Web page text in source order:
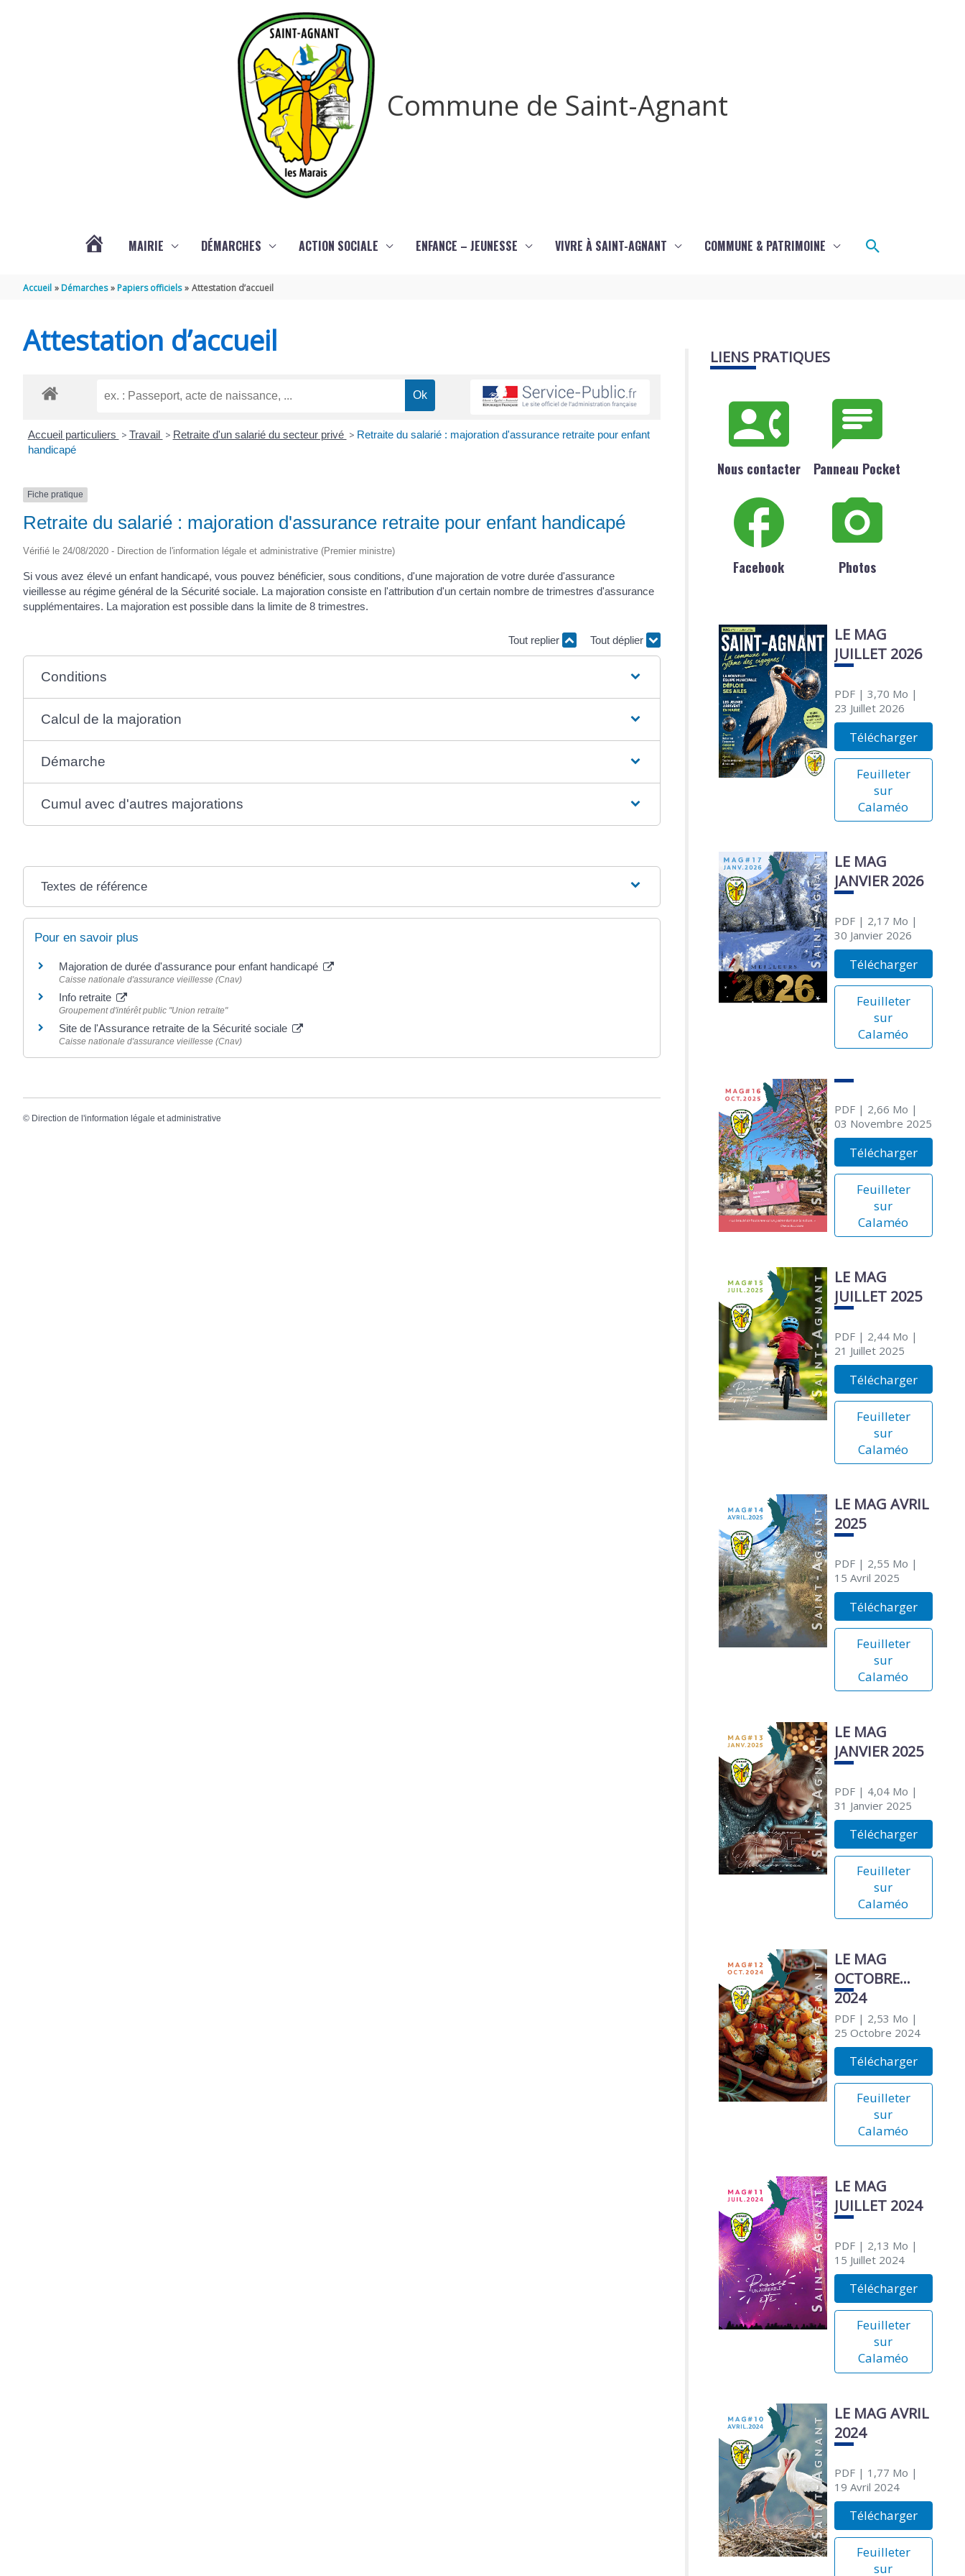
Commune de Saint-Agnant
MAIRIE DÉMARCHES ACTION SOCIALE ENFANCE – JEUNESSE VIVRE À SAINT-AGNANT COMMUNE & PATRIMOINE Rechercher
Accueil Démarches Papiers officiels Attestation d’accueil
Attestation d’accueil
Accueil particuliers > Travail > Retraite d'un salarié du secteur privé > Retraite du salarié : majoration d'assurance retraite pour enfant
handicapé
Fiche pratique
Retraite du salarié : majoration d'assurance retraite pour enfant handicapé
Vérifié le 24/08/2020 - Direction de l'information légale et administrative (Premier ministre)
Si vous avez élevé un enfant handicapé, vous pouvez bénéficier, sous conditions, d'une majoration de votre durée d'assurance
vieillesse au régime général de la Sécurité sociale. La majoration consiste en l'attribution d'un certain nombre de trimestres d'assurance
supplémentaires. La majoration est possible dans la limite de 8 trimestres.
Tout replier Tout déplier
Conditions
Calcul de la majoration
Démarche
Cumul avec d'autres majorations
Textes de référence
Pour en savoir plus
Majoration de durée d'assurance pour enfant handicapé
Caisse nationale d'assurance vieillesse (Cnav)
Info retraite
Groupement d'intérêt public "Union retraite"
Site de l'Assurance retraite de la Sécurité sociale
Caisse nationale d'assurance vieillesse (Cnav)
© Direction de l'information légale et administrative
LIENS PRATIQUES
Nous contacter Panneau Pocket
Facebook Photos
LE MAG
JUILLET 2026
PDF| 3,70 Mo |
23 Juillet 2026
Télécharger
Feuilleter
sur
Calaméo
LE MAG
JANVIER 2026
PDF| 2,17 Mo |
30 Janvier 2026
Télécharger
Feuilleter
sur
Calaméo
PDF| 2,66 Mo |
03 Novembre 2025
Télécharger
Feuilleter
sur
Calaméo
LE MAG
JUILLET 2025
PDF| 2,44 Mo |
21 Juillet 2025
Télécharger
Feuilleter
sur
Calaméo
LE MAG AVRIL
2025
PDF| 2,55 Mo |
15 Avril 2025
Télécharger
Feuilleter
sur
Calaméo
LE MAG
JANVIER 2025
PDF| 4,04 Mo |
31 Janvier 2025
Télécharger
Feuilleter
sur
Calaméo
LE MAG
OCTOBRE
2024
PDF| 2,53 Mo |
25 Octobre 2024
Télécharger
Feuilleter
sur
Calaméo
LE MAG
JUILLET 2024
PDF| 2,13 Mo |
15 Juillet 2024
Télécharger
Feuilleter
sur
Calaméo
LE MAG AVRIL
2024
PDF| 1,77 Mo |
19 Avril 2024
Télécharger
Feuilleter
sur